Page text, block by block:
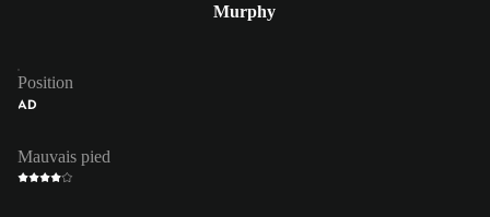
Murphy
Position
AD
Mauvais pied